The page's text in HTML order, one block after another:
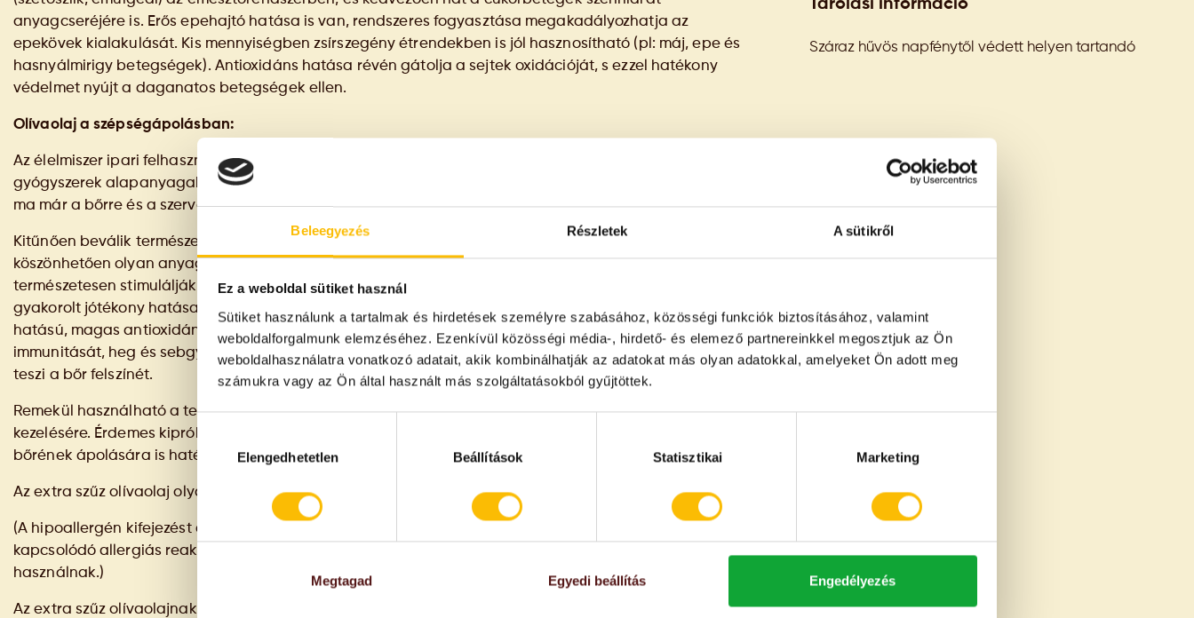
Beleegyezés Részletek A sütikről
Ez a weboldal sütiket használ
Sütiket használunk a tartalmak és hirdetések személyre szabásához, közösségi funkciók biztosításához, valamint
weboldalforgalmunk elemzéséhez. Ezenkívül közösségi média-, hirdető- és elemező partnereinkkel megosztjuk az Ön
weboldalhasználatra vonatkozó adatait, akik kombinálhatják az adatokat más olyan adatokkal, amelyeket Ön adott meg
számukra vagy az Ön által használt más szolgáltatásokból gyűjtöttek.
Elengedhetetlen
Beállítások Statisztikai Marketing
Megtagad Egyedi beállítás Engedélyezés
anyagcseréjére is. Erős epehajtó hatása is van, rendszeres fogyasztása megakadályozhatja az
epekövek kialakulását. Kis mennyiségben zsírszegény étrendekben is jól hasznosítható (pl: máj, epe és
hasnyálmirigy betegségek). Antioxidáns hatása révén gátolja a sejtek oxidációját, s ezzel hatékony
védelmet nyújt a daganatos betegségek ellen.
Olívaolaj a szépségápolásban:
Az élelmiszer ipari felhasználása mellett az olívaolaj alkalmazása széles palettán mozog. Régen
gyógyszerek alapanyagaként, világításra (olajlámpa), bőrápolásra, szappankészítésre stb. használták,
ma már a bőrre és a szervezetre gyakorolt jótékony hatásai egyre szélesebb körben is ismertté válnak.
Kitűnően beválik természetes, hipoallergén bőrápolóként is, jelentős antioxidánstartalmának
köszönhetően olyan anyagokkal (mindenekelőtt A és E vitaminnal) látja el a bőrt, amelyek
természetesen stimulálják a sejteket, és enyhítik a modern kor ártalmainak hatását. Főleg a bőrre
gyakorolt jótékony hatásai kiemelkedőek: gazdag E-vitamin tartalma miatt regeneráló, ránctalanító
hatású, magas antioxidáns tartalma miatt sejtregeneráló, öregedésgátló hatású. Növeli a bőr
immunitását, heg és sebgyógyító hatása is kiváló. Száraz bőr kezelésére is alkalmas, simává és puhává
teszi a bőr felszínét.
Remekül használható a terhességi csíkok ("striák") megjelenésének megelőzésére és a száraz bőr
kezelésére. Érdemes kipróbálni arcápolásra is éjszakai krém helyett, de még a szemkörnyék érzékeny
bőrének ápolására is hatékonyan működik.
Az extra szűz olívaolaj olyannyira hipoallergén, hogy csecsemők bőrápolására is bátran használhatjuk.
(A hipoallergén kifejezést olyan termékekre használják, amelyeknél minimális a használatukhoz
kapcsolódó allergiás reakciók kockázata. A bőrgyógyászatban, jellemzően hipoallergén készítményeket
használnak.)
Az extra szűz olívaolajnak a hajápolásban is hasznát vehetjük: általános hajápolásra, de célirányosan
Tárolási információ
Száraz hűvös napfénytől védett helyen tartandó